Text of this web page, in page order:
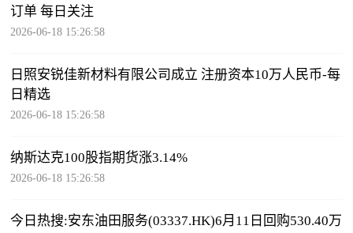
订单 每日关注
2026-06-18 15:26:58
日照安锐佳新材料有限公司成立 注册资本10万人民币-每
日精选
2026-06-18 15:26:58
纳斯达克100股指期货涨3.14%
2026-06-18 15:26:58
今日热搜:安东油田服务(03337.HK)6月11日回购530.40万